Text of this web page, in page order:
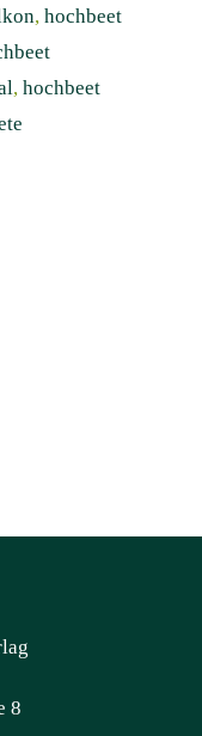
,hochbeet
, hochbeet
8